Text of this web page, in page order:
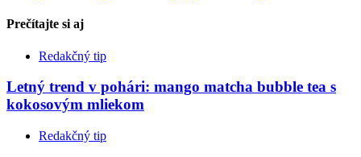
Prečítajte si aj
Redakčný tip
Letný trend v pohári: mango matcha bubble tea s
kokosovým mliekom
Redakčný tip